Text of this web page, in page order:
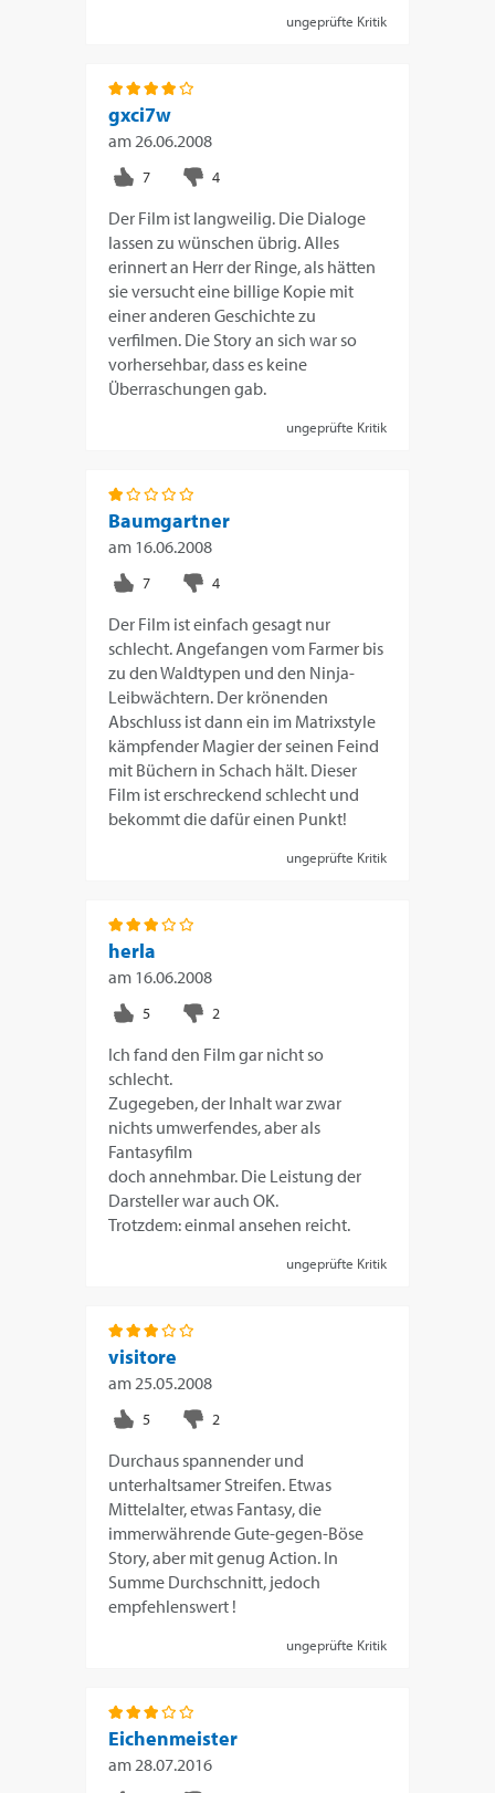
ungeprüfte Kritik
gxci7w
am26.06.2008
Der Film ist langweilig. Die Dialoge
lassen zu wünschen übrig. Alles
erinnert an Herr der Ringe, als hätten
sie versucht eine billige Kopie mit
einer anderen Geschichte zu
verfilmen. Die Story an sich war so
vorhersehbar, dass es keine
Überraschungen gab.
ungeprüfte Kritik
Baumgartner
am 16.06.2008
Der Film ist einfach gesagt nur
schlecht. Angefangen vom Farmer bis
zu den Waldtypen und den Ninja-
Leibwächtern. Der krönenden
Abschluss ist dann ein im Matrixstyle
kämpfender Magier der seinen Feind
mit Büchern in Schach hält. Dieser
Film ist erschreckend schlecht und
bekommt die dafür einen Punkt!
ungeprüfte Kritik
herla
am 16.06.2008
Ich fand den Film gar nicht so
schlecht.
Zugegeben, der Inhalt war zwar
nichts umwerfendes, aber als
Fantasyfilm
doch annehmbar. Die Leistung der
Darsteller war auch OK.
Trotzdem: einmal ansehen reicht.
ungeprüfte Kritik
visitore
am25.05.2008
Durchaus spannender und
unterhaltsamer Streifen. Etwas
Mittelalter, etwas Fantasy, die
immerwährende Gute-gegen-Böse
Story, aber mit genug Action. In
Summe Durchschnitt, jedoch
empfehlenswert !
ungeprüfte Kritik
Eichenmeister
am28.07.2016